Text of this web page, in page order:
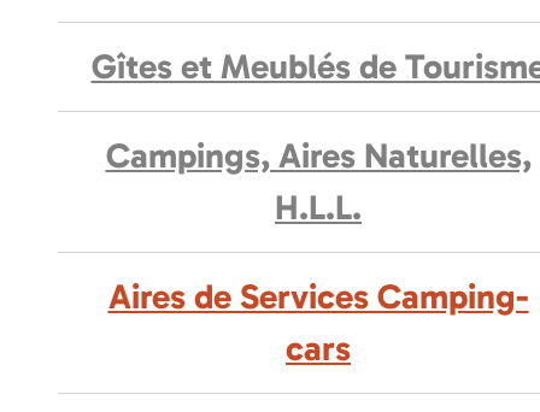
Gîtes et Meublés de
Campings, Aires Naturelles,
H.L.L.
Aires de Services Camping-
cars